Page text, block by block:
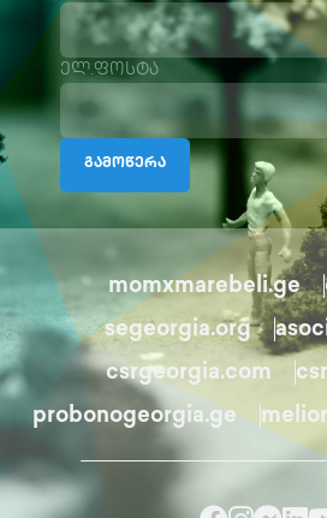
ელ.ფოსტა
გამოწერა
momxmarebeli.ge
segeorgia.org
csrgeorgia.com
probonogeorgia.ge